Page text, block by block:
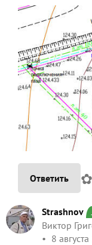
Ответить ✿
Strashnov
Виктор
8